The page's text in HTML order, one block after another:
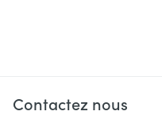
Contactez nous